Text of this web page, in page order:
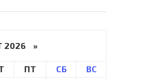
2026 »
ПТ СБ ВС